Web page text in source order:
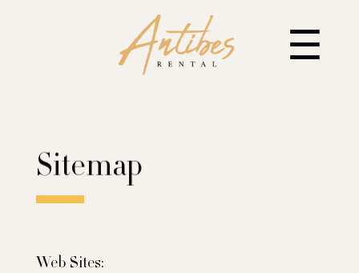
☰
Sitemap
Web Sites: